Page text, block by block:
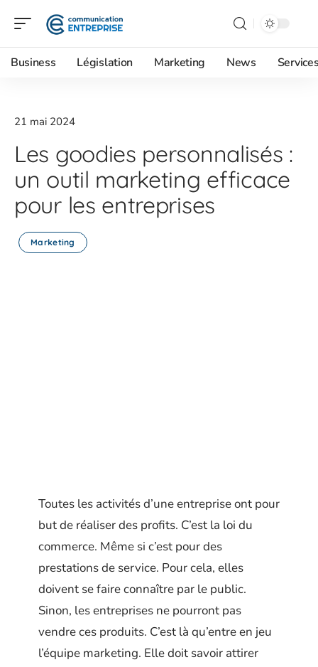
Business Législation Marketing News
21 mai 2024
Les goodies personnalisés :
un outil marketing efficace
pour les entreprises
Marketing
Toutes les activités d’une entreprise ont pour
but de réaliser des profits. C’est la loi du
commerce. Même si c’est pour des
prestations de service. Pour cela, elles
doivent se faire connaître par le public.
Sinon, les entreprises ne pourront pas
vendre ces produits. C’est là qu’entre en jeu
l’équipe marketing. Elle doit savoir attirer